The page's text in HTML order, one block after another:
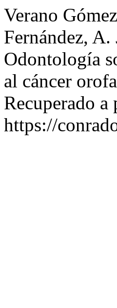
Verano
Fernández,
Odontología
al cáncer
Recuperado a
https://